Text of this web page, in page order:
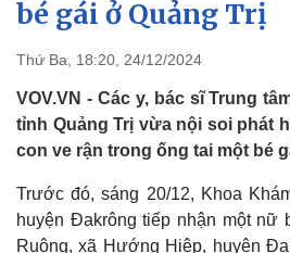
Tổ chức nhân sự
Nhận diện sự thật
Dự
bé gái ở Quảng Trị
Thứ Ba, 18:20, 24/12/2024
VOV.VN - Các y, bác sĩ Trung
tỉnh Quảng Trị vừa nội soi phát
con ve rận trong ống tai một bé
Trước đó, sáng 20/12, Khoa
huyện Đakrông tiếp nhận một nữ
Ruộng, xã Hướng Hiệp, huyện